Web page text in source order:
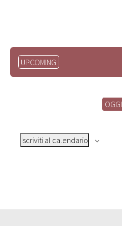
UPCOMING Seleziona
OGGI
Iscriviti al calendario